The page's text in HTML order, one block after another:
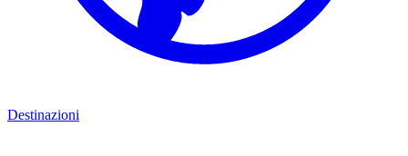
Destinazioni